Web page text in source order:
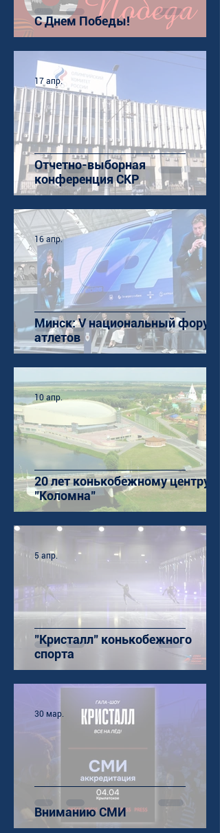
С Днем Победы!
Отчетно-выборная
конференция СКР
17 апр.
Минск: V национальный форум
атлетов
16 апр.
20 лет конькобежному центру
"Коломна"
10 апр.
"Кристалл" конькобежного
спорта
5 апр.
Вниманию СМИ
30 мар.